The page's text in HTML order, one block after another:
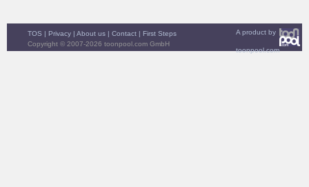
A product by
toonpool.com
TOS | Privacy | About us | Contact | First Steps
Copyright © 2007-2026 toonpool.com GmbH